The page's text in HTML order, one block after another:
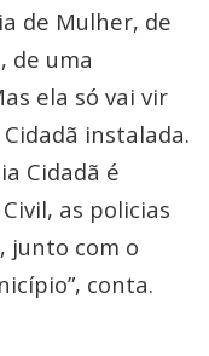
de Mulher, de
de uma
ela só vai vir
instalada.
Cidadã é
as policias
junto com o
conta.